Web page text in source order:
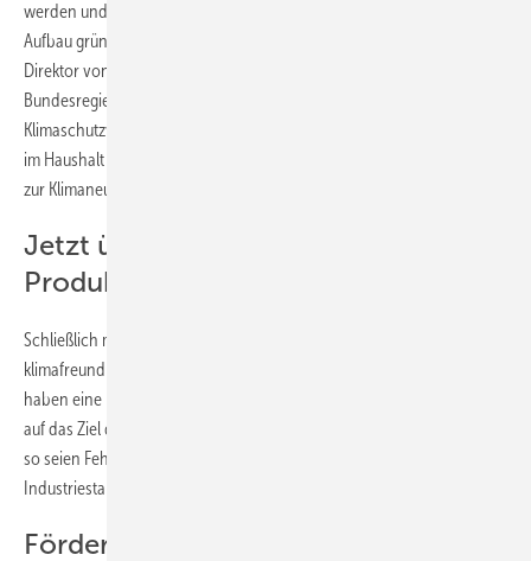
werden und je konsequenter die Reform der CO2-Bepreisung und der
Aufbau grüner Leitmärkte umgesetzt werden“, sagt Frank Peter,
Direktor von Agora Industrie. „Außerdem muss sich die
Bundesregierung jetzt zügig an die Ausgestaltung der
Klimaschutzverträge machen und die notwendigen finanziellen Mittel
im Haushalt bereitstellen, um die Transformation deutscher Fabriken
zur Klimaneutralität rechtzeitig und wirksam anzustoßen.
Jetzt über klimafreundliche
Produktion entscheiden
Schließlich muss jede jetzt entschiedene Investition zugunsten einer
klimafreundlichen Produktion ausfallen. Denn die Industrieanlagen
haben eine lange Lebenszeit und müssen entsprechend jetzt schon
auf das Ziel der Klimaneutralität in einigen Jahren ausgelegt sein. Nur
so seien Fehlinvestitionen und perspektivisch Schließung von
Industriestandorten zu vermeiden.
Förderinstrumente bereitstellen